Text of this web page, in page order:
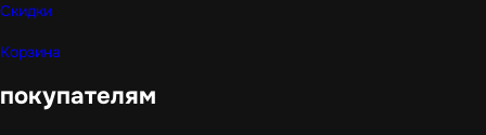
Скидки
Корзина
покупателям